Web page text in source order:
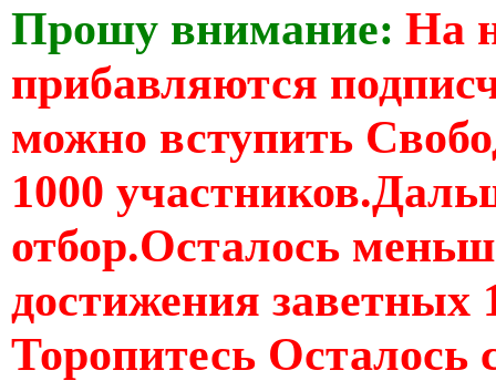
Прошу внимание: На
прибавляются
можно вступить
1000
отбор.Осталось
достижения заветных
Торопитесь Осталось